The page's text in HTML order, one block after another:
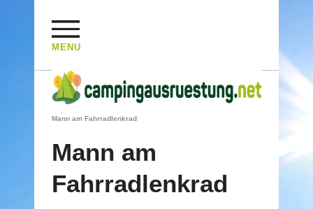
MENU
HOME/ /
GIPFELSTURM PER PEDES - MIT E-ANSCHUB/
Mann am Fahrradlenkrad
Mann am
Fahrradlenkrad